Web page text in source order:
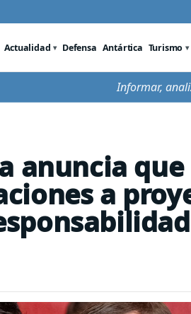
Actualidad Defensa Antártica Turismo
Informar,
anuncia
a